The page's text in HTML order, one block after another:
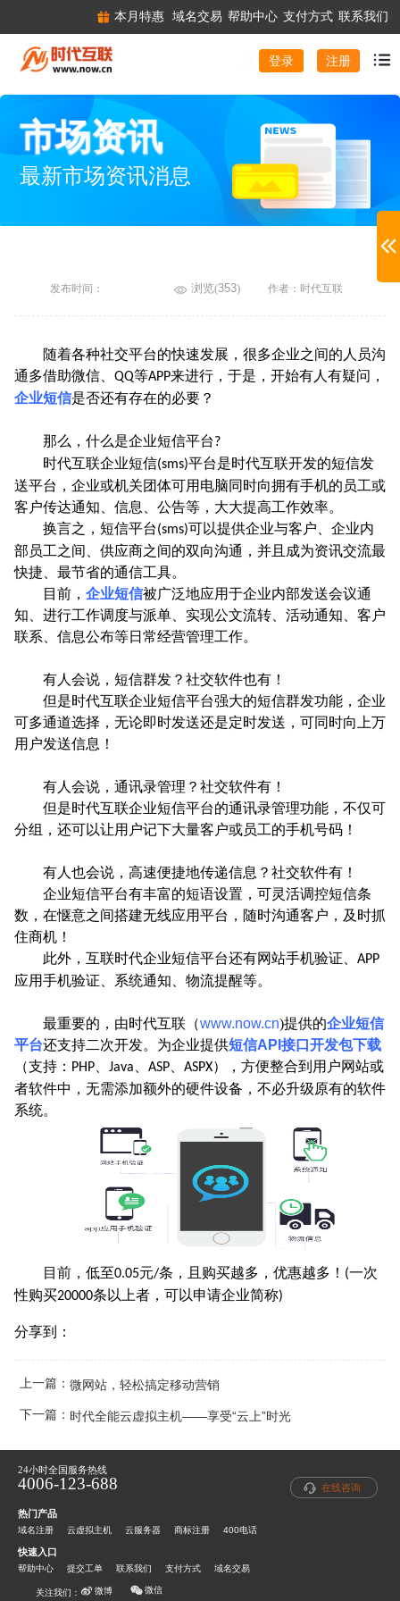
本月特惠 域名交易 帮助中心 支付方式 联系我们
登录 注册
市场资讯
最新市场资讯消息
发布时间： 浏览(353) 作者：时代互联
随着各种社交平台的快速发展，很多企业之间的人员沟
通多借助微信、 QQ等APP来进行，于是，开始有人有疑问，
企业短信是否还有存在的必要？
那么，什么是企业短信平台?
时代互联企业短信(sms)平台是时代互联开发的短信发
送平台，企业或机关团体可用电脑同时向拥有手机的员工或
客户传达通知、信息、公告等，大大提高工作效率。
换言之，短信平台(sms)可以提供企业与客户、企业内
部员工之间、供应商之间的双向沟通，并且成为资讯交流最
快捷、最节省的通信工具。
目前， 企业短信被广泛地应用于企业内部发送会议通
知、进行工作调度与派单、实现公文流转、活动通知、客户
联系、信息公布等日常经营管理工作。
有人会说，短信群发？社交软件也有！
但是时代互联企业短信平台强大的短信群发功能，企业
可多通道选择，无论即时发送还是定时发送，可同时向上万
用户发送信息！
有人会说，通讯录管理？社交软件有！
但是时代互联企业短信平台的通讯录管理功能，不仅可
分组，还可以让用户记下大量客户或员工的手机号码！
有人也会说，高速便捷地传递信息？社交软件有！
企业短信平台有丰富的短语设置，可灵活调控短信条
数，在惬意之间搭建无线应用平台，随时沟通客户，及时抓
住商机！
此外，互联时代企业短信平台还有网站手机验证、 APP
应用手机验证、系统通知、物流提醒等。
最重要的，由时代互联（www.now.cn)提供的企业短信
平台还支持二次开发。为企业提供短信API 接口开发包下载
（支持： PHP、 Java ASP、 ASPX），方便整合到用户网站或
者软件中，无需添加额外的硬件设备，不必升级原有的软件
系统。
目前， 低至0.05元/条，且购买越多，优惠越多！ (一次
性购买20000条以上者，可以申请企业简称)
分享到：
上一篇：微网站，轻松搞定移动营销
下一篇： 时代全能云虚拟主机——享受“云上”时光
24小时全国服务热线
4006-123-688 在线咨询
热门产品
域名注册 云虚拟主机 云服务器 商标注册 400电话
快速入口
帮助中心 提交工单 联系我们 支付方式 域名交易
关注我们： 微博 微信